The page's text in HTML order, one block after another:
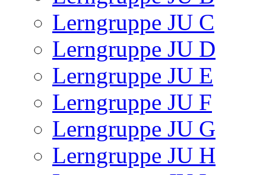
Lerngruppe JU C
Lerngruppe JU D
Lerngruppe JU E
Lerngruppe JU F
Lerngruppe JU G
Lerngruppe JU H